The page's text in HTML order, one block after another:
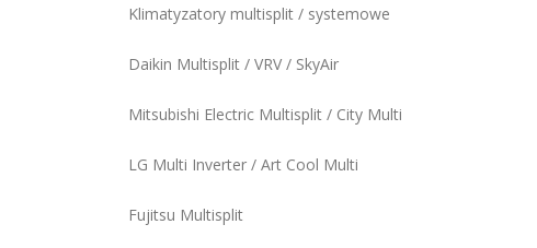
Klimatyzatory multisplit / systemowe
Daikin Multisplit / VRV / SkyAir
Mitsubishi Electric Multisplit / City Multi
LG Multi Inverter / Art Cool Multi
Fujitsu Multisplit